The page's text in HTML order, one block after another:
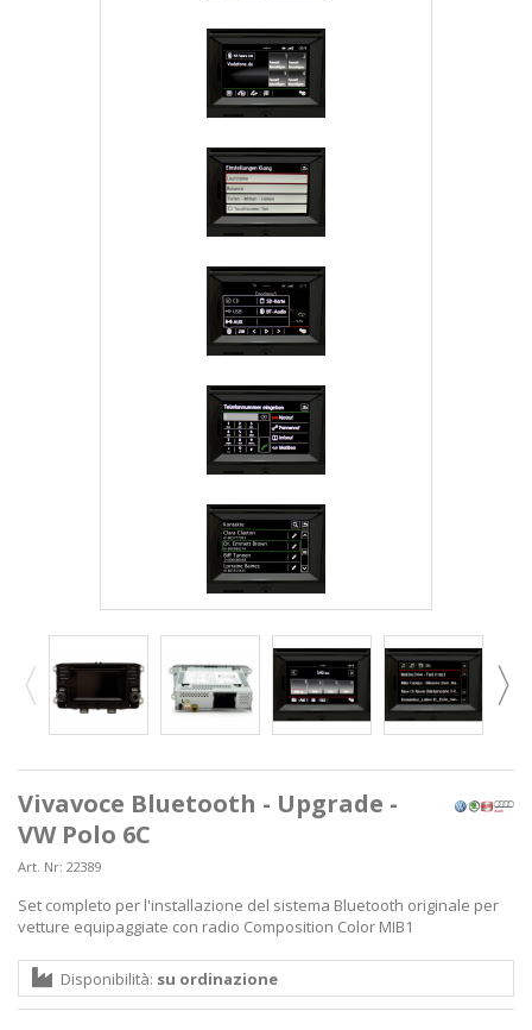
Vivavoce Bluetooth - Upgrade -
VW Polo 6C
Art. Nr: 22389
Set completo per l'installazione del sistema Bluetooth originale per
vetture equipaggiate con radio Composition Color MIB1
Disponibilità: su ordinazione